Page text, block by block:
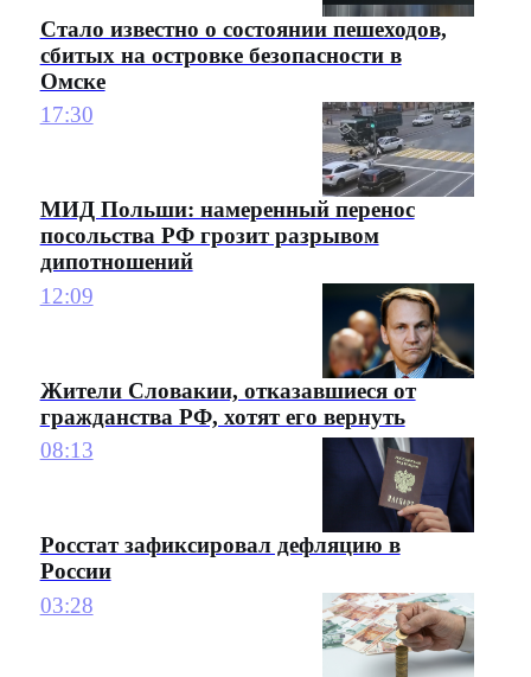
Стало известно о состоянии пешеходов,
сбитых на островке безопасности в
Омске
17:30
МИД Польши: намеренный перенос
посольства РФ грозит разрывом
дипотношений
12:09
Жители Словакии, отказавшиеся от
гражданства РФ, хотят его вернуть
08:13
Росстат зафиксировал дефляцию в
России
03:28